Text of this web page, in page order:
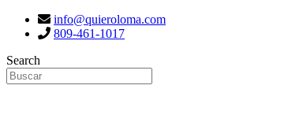
info@quieroloma.com
809-461-1017
Search